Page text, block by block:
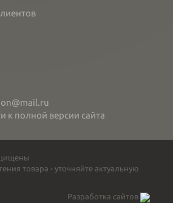
к полной версии сайта
товара - уточняйте актуальную
Разработка сайтов